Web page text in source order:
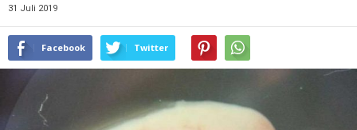
31 Juli 2019
Facebook Twitter